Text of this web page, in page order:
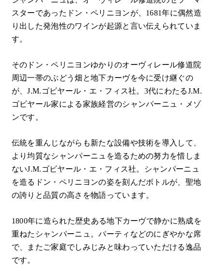
スターであったドン・ペリニヨンが、1681年に偶然造
り出した発泡性のワインが起源と言い伝えられていま
す。
そのドン・ペリニヨンゆかりのオーヴィレール修道院
周辺一帯のぶどう畑と地下カーヴを今に受け継ぐの
が、J.M.ゴビヤール・エ・フィス社。3代にわたるJ.M.
ゴビヤール家による家族経営のシャンパーニュ・メゾ
ンです。
伝統を重んじながらも新たな設備や技術を導入して、
より均質なシャンパーニュを造るための努力を惜しま
ないJ.M.ゴビヤール・エ・フィス社。シャンパーニュ
を造るドン・ペリニヨンの姿を刻んだボトルが、聖地
の誇りと品質の高さを物語っています。
1800年に造られた歴史ある地下カーヴで静かに熟成を
重ねたシャンパーニュ。パーティなどのにぎやかな席
で、またご家庭でしみじみと味わっていただける逸品
です。